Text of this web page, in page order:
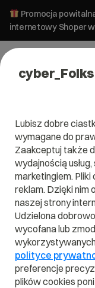
Promocja
internetowy Shoper w
Lubisz dobre
wymagane do
Zaakceptuj także
wydajnością
marketingiem.
reklam. Dzięki
naszej strony
Udzielona
wycofana lub
polityce
preferencje
plików cookies